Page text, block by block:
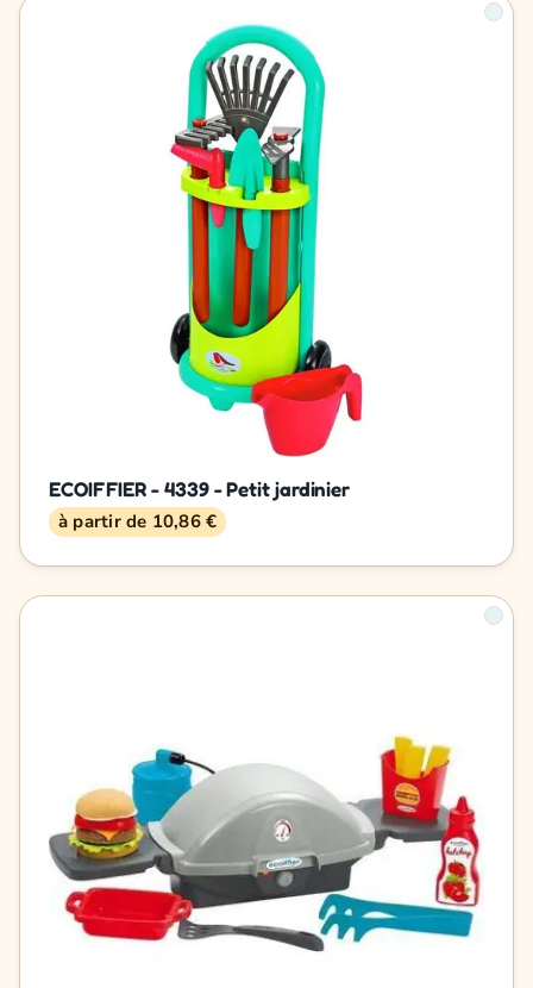
ECOIFFIER - 4339 - Petit jardinier
à partir de 10,86 €